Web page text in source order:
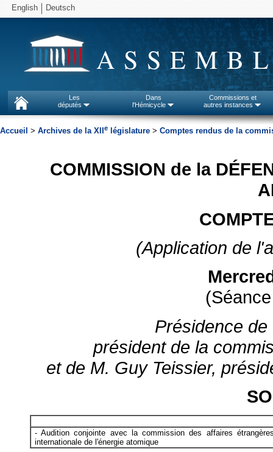
English Deutsch
Les
députés
Dans
l'Hémicycle
Commissions et
autres instances
Accueil > Archives de la XII e législature > Comptes rendus de la
COMMISSION de la
(Application de
Présidence
président de la
et de M. Guy Teissier,
- Audition conjointe avec la commission des affaires
internationale de l'énergie atomique